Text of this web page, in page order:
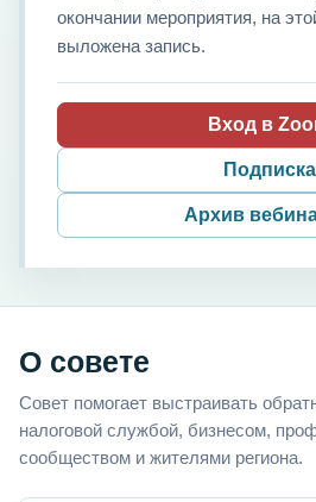
окончании мероприятия, на
выложена запись.
Вход в
Подписка
Архив
О совете
Совет помогает выстраивать
налоговой службой, бизнесом,
сообществом и жителями региона.